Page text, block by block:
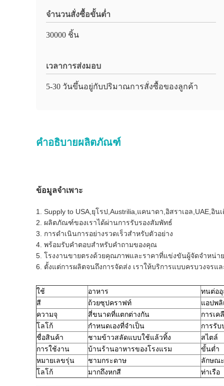
จำนวนสั่งซื้อขั้นต่ำ
30000 ชิ้น
เวลาการส่งมอบ
5-30 วันขึ้นอยู่กับปริมาณการสั่งซื้อของลูกค้า
คำอธิบายผลิตภัณฑ์
ข้อมูลจำเพาะ
1. Supply to USA,ยุโรป,Austrilia,แคนาดา,อิสราเอล,UAE,อิน
2. ผลิตภัณฑ์ของเราได้ผ่านการรับรองสัมพัทธ์
3. การดำเนินการอย่างรวดเร็วสำหรับตัวอย่าง
4. พร้อมรับคำตอบสำหรับคำถามของคุณ
5. โรงงานขายตรงด้วยคุณภาพและราคาที่แข่งขันผู้จัดจำหน่
6. ตั้งแต่การผลิตจนถึงการจัดส่ง เราให้บริการแบบครบวงจร
ใช้ อาหาร
ทนต่อ
สี
ถ้วยซุปคราฟท์
แอปพ
ความจุ
สี่ขนาดที่แตกต่างกัน
การเค
โลโก้
กำหนดเองที่จำเป็น
การรับ
ชื่อสินค้า
ชามข้าวสลัดแบบใช้แล้วทิ้ง
สไตล์
การใช้งาน
บ้านร้านอาหารของโรงแรม
ขั้นต่ำ
หมายเลขรุ่น
ชามกระดาษ
ลักษณ
โลโก้
มากถึงหกสี ท่าเรือ